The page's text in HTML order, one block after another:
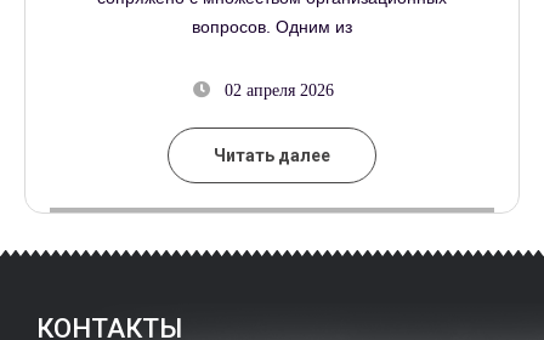
вопросов. Одним из
02 апреля 2026
Читать далее
КОНТАКТЫ